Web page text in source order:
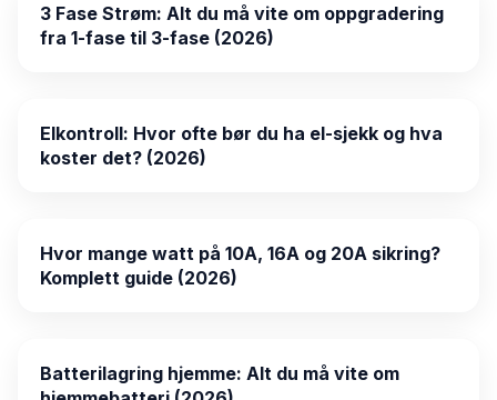
3 Fase Strøm: Alt du må vite om oppgradering
fra 1-fase til 3-fase (2026)
Elkontroll: Hvor ofte bør du ha el-sjekk og hva
koster det? (2026)
Hvor mange watt på 10A, 16A og 20A sikring?
Komplett guide (2026)
Batterilagring hjemme: Alt du må vite om